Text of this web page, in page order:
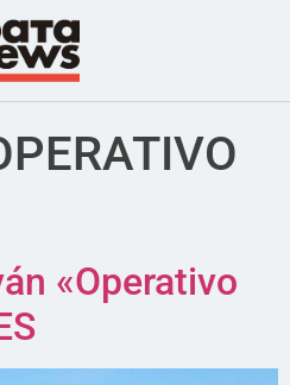
«Operativo